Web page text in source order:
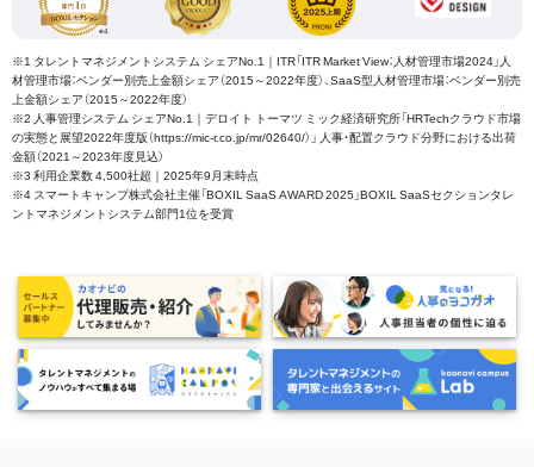
※1 タレントマネジメントシステム シェアNo.1｜ITR「ITR Market View：人材管理市場2024」人
材管理市場：ベンダー別売上金額シェア（2015～2022年度）、SaaS型人材管理市場：ベンダー別売
上金額シェア（2015～2022年度）
※2 人事管理システム シェアNo.1｜デロイト トーマツ ミック経済研究所「HRTechクラウド市場
の実態と展望2022年度版（https://mic-r.co.jp/mr/02640/）」 人事・配置クラウド分野における出荷
金額（2021～2023年度見込）
※3 利用企業数 4,500社超｜2025年9月末時点
※4 スマートキャンプ株式会社主催「BOXIL SaaS AWARD 2025」BOXIL SaaSセクションタレ
ントマネジメントシステム部門1位を受賞